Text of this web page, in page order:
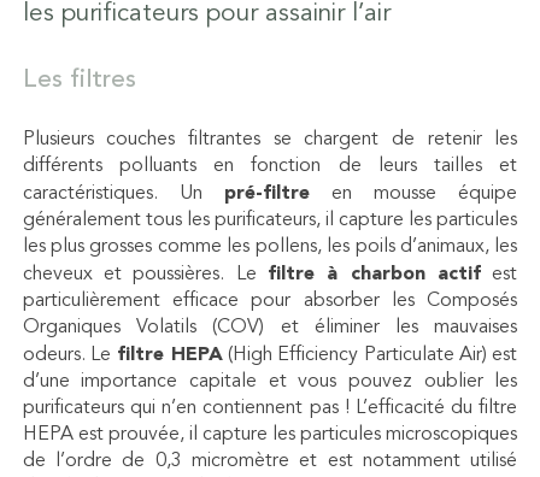
les purificateurs pour assainir l’air
Les filtres
Plusieurs couches filtrantes se chargent de retenir les
différents polluants en fonction de leurs tailles et
caractéristiques. Un pré-filtreen mousse équipe
généralement tous les purificateurs, il capture les particules
les plus grosses comme les pollens, les poils d’animaux, les
cheveux et poussières. Le filtre à charbon actifest
particulièrement efficace pour absorber les Composés
Organiques Volatils (COV) et éliminer les mauvaises
odeurs. Le filtre HEPA(High Efficiency Particulate Air) est
d’une importance capitale et vous pouvez oublier les
purificateurs qui n’en contiennent pas ! L’efficacité du filtre
HEPA est prouvée, il capture les particules microscopiques
de l’ordre de 0,3 micromètre et est notamment utilisé